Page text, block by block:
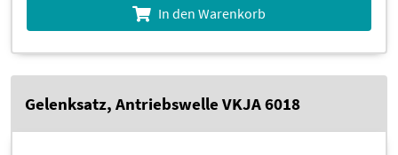
In den Warenkorb
Gelenksatz, Antriebswelle VKJA 6018